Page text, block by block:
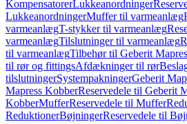
KompensatorerLukkeanordninger
LukkeanordningerMuffer til varmeanlæg
varmeanlægT-stykker til varmeanlæg
varmeanlægTilslutninger til varmeanlæg
til varmeanlægTilbehør til Geberit
til rør og fittingsAfdækninger til rør
tilslutningerSystempakningerGeberit
Mapress KobberReservedele til Geberit
KobberMufferReservedele til Muffer
ReduktionerBøjningerReservedele til